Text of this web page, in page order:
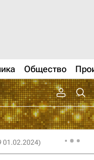
Общество
01.02.2024)